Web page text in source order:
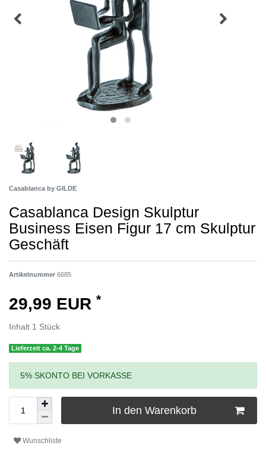
Casablanca by GILDE
Casablanca Design Skulptur
Business Eisen Figur 17 cm Skulptur
Geschäft
Artikelnummer 6685
29,99 EUR *
Inhalt 1 Stück
Lieferzeit ca. 2-4 Tage
5% SKONTO BEI VORKASSE
In den Warenkorb
Wunschliste